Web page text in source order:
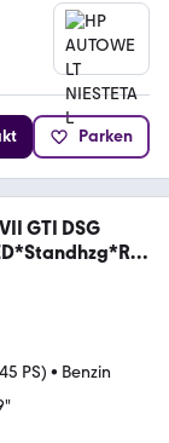
Parken
GTI DSG
PS) • Benzin